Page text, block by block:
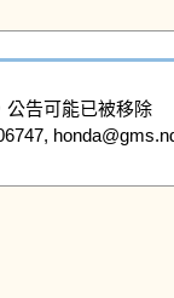
公告可能已被移除